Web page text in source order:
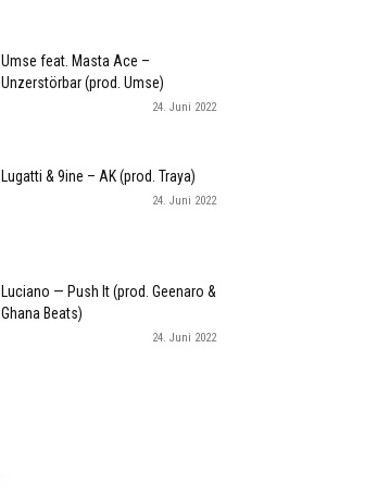
Umse feat. Masta Ace –
Unzerstörbar (prod. Umse)
24. Juni 2022
Lugatti & 9ine – AK (prod. Traya)
24. Juni 2022
Luciano — Push It (prod. Geenaro &
Ghana Beats)
24. Juni 2022